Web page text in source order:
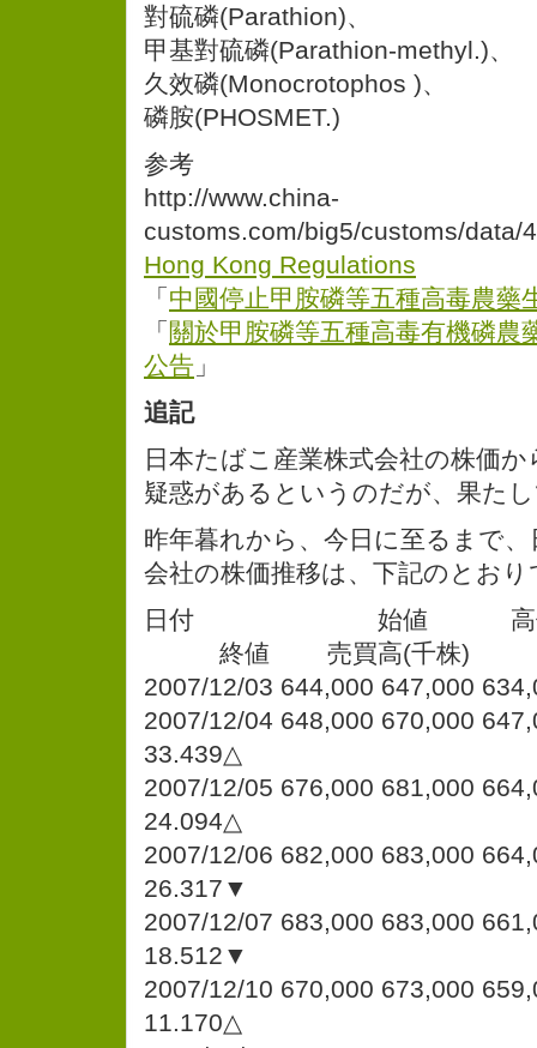
對硫磷(Parathion)、
甲基對硫磷(Parathion-methyl.)、
久效磷(Monocrotophos )、
磷胺(PHOSMET.)
参考
http://www.china-
customs.com/big5/customs/data/
Hong Kong Regulations
「 中國停止甲胺磷等五種高毒農藥
「 關於甲胺磷等五種高毒有機磷農
公告 」
追記
日本たばこ産業株式会社の株価
疑惑があるというのだが、果た
昨年暮れから、今日に至るまで
会社の株価推移は、下記のとお
日付 始値 高
終値 売買高(千株)
2007/12/03 644,000 647,000
2007/12/04 648,000 670,000
33.439△
2007/12/05 676,000 681,000
24.094△
2007/12/06 682,000 683,000
26.317▼
2007/12/07 683,000 683,000
18.512▼
2007/12/10 670,000 673,000
11.170△